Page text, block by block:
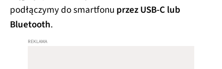
podłączymy do smartfonu przez USB-C lub
Bluetooth.